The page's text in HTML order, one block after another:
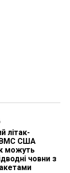
літак-
ВМС США
можуть
човни з